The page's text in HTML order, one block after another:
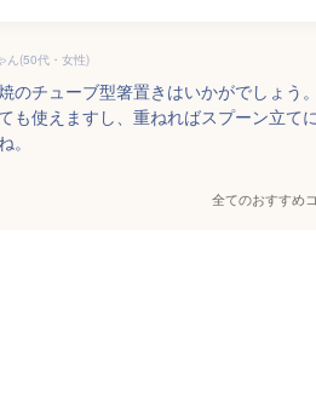
ん(50代・女性)
のチューブ型箸置きはいかがでしょう
も使えますし、重ねればスプーン立
。
全てのおすすめ